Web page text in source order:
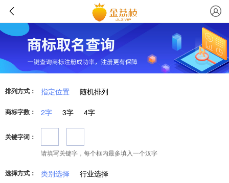
排列方式： 指定位置 随机排列
商标字数： 2字 3字 4字
关键字词：
请填写关键字，每个框内最多填入一个汉字
选择方式： 类别选择 行业选择